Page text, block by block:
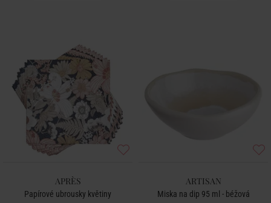
APRÈS
Papírové ubrousky květiny
ARTISAN
Miska na dip 95 ml - béžová